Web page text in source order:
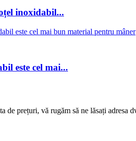
inoxidabil...
este cel mai...
de prețuri, vă rugăm să ne lăsați adresa